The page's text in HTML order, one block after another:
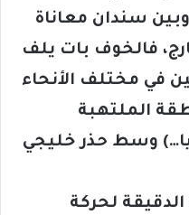
وبين سندان معاناة
فالخوف بات يلف
في مختلف الأنحاء
الملتهبة
وسط حذر خليجي
لحركة